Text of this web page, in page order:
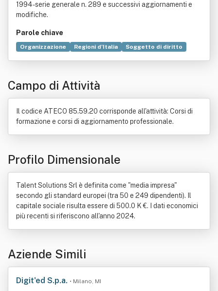
1994 - serie generale n. 289 e successivi aggiornamenti e
modifiche.
Parole chiave
Organizzazione Regioni d'Italia
Soggetto di diritto
Sindacato
Unione europea
Campo di Attività
Il codice ATECO 85.59.20 corrisponde all'attività: Corsi di
formazione e corsi di aggiornamento professionale.
Profilo Dimensionale
Talent Solutions Srl è definita come "media impresa"
secondo gli standard europei (tra 50 e 249 dipendenti). Il
capitale sociale risulta essere di 500.0 K €. I dati economici
più recenti si riferiscono all'anno 2024.
Aziende Simili
Digit'ed S.p.a. • Milano, MI